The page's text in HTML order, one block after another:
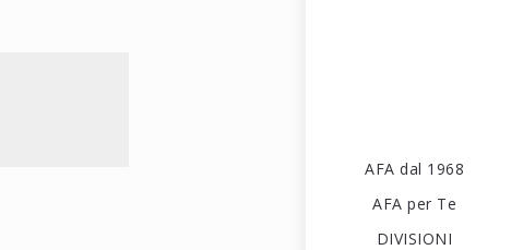
AFA dal 1968
AFA per Te
DIVISIONI